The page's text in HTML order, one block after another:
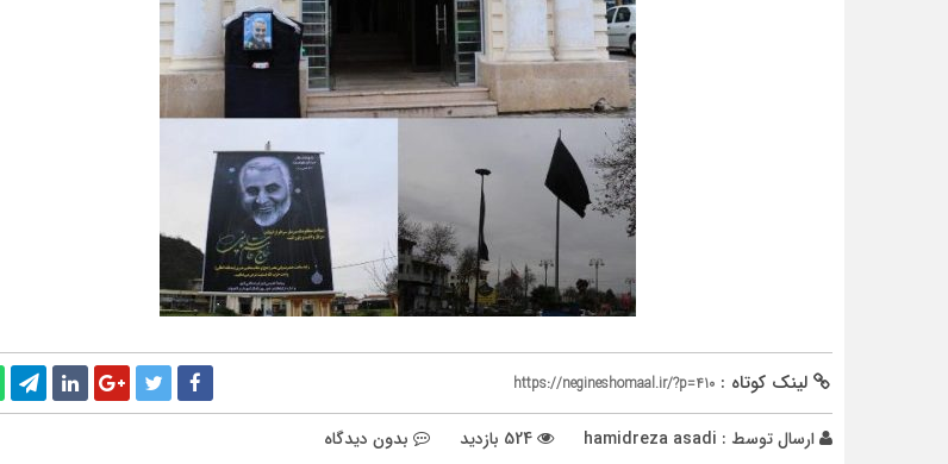
لینک کوتاه : https://negineshomaal.ir/?p=410
ارسال توسط : hamidreza asadi بدون دیدگاه